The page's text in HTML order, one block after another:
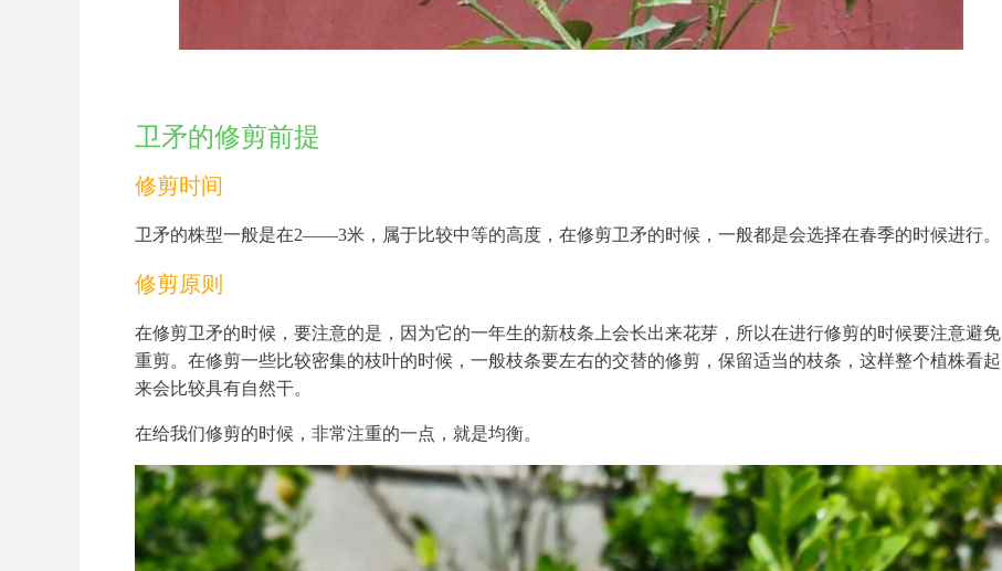
卫矛的修剪前提
修剪时间
卫矛的株型一般是在2——3米，属于比较中等的高度，在修剪卫矛的时候，一般都是会选择在春季的时候进行。
修剪原则
在修剪卫矛的时候，要注意的是，因为它的一年生的新枝条上会长出来花芽，所以在进行修剪的时候要注意避免
重剪。在修剪一些比较密集的枝叶的时候，一般枝条要左右的交替的修剪，保留适当的枝条，这样整个植株看起
来会比较具有自然干。
在给我们修剪的时候，非常注重的一点，就是均衡。